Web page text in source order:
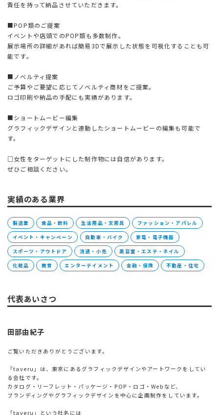
責任を持って納品させていただきます。
■POP類のご提案
イベントや店頭でのPOP類も多数制作。
展示場所の詳細があれば簡易3Dで展示した状態を可視化することも可
能です。
■ノベルティ提案
ご予算やご要望に応じてノベルティ商材をご提案。
ロゴ印刷や納品の手配にも実績があります。
■ショートムービー編集
グラフィックデザインと連動したショートムービーの編集も可能で
す。
□女性をターゲットにした制作物には自信があります。
ぜひご相談ください。
実績のある業界
製造業 食品・飲料 生活用品・文房具 ファッション・アパレル
イベント・キャンペーン 自動車・バイク 家電・電子機器
スポーツ・アウトドア 流通・小売 美容室・エステ・ネイル
化粧品 教育 エンターテイメント 金融・保険 不動産・住宅
代表あいさつ
田部由紀子
ご覧いただきありがとうございます。
「taveru」は、東京にあるグラフィックデザインやアートワークをしてい
る会社です。
カタログ・リーフレット・パッケージ・POP・ロゴ・Webなど、
ブランディングやグラフィックデザインを中心に企画制作をしています。
「taveru」という社名には